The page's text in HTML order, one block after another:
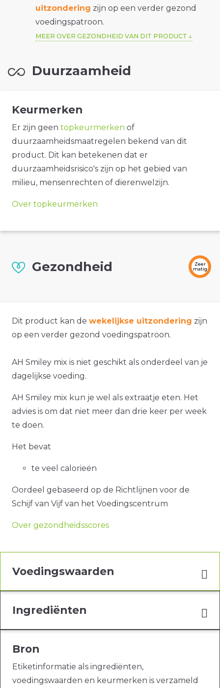
uitzondering zijn op een verder gezond
voedingspatroon.
MEER OVER GEZONDHEID VAN DIT PRODUCT
Duurzaamheid
Keurmerken
Er zijn geen topkeurmerken of
duurzaamheidsmaatregelen bekend van dit
product. Dit kan betekenen dat er
duurzaamheidsrisico's zijn op het gebied van
milieu, mensenrechten of dierenwelzijn.
Over topkeurmerken
Gezondheid
Zeer
matig
Dit product kan de wekelijkse uitzondering zijn
op een verder gezond voedingspatroon.
AH Smiley mix is niet geschikt als onderdeel van je
dagelijkse voeding.
AH Smiley mix kun je wel als extraatje eten. Het
advies is om dat niet meer dan drie keer per week
te doen.
Het bevat
te veel calorieën
Oordeel gebaseerd op de Richtlijnen voor de
Schijf van Vijf van het Voedingscentrum
Over gezondheidsscores
Voedingswaarden
Ingrediënten
Bron
Etiketinformatie als ingrediënten,
voedingswaarden en keurmerken is verzameld